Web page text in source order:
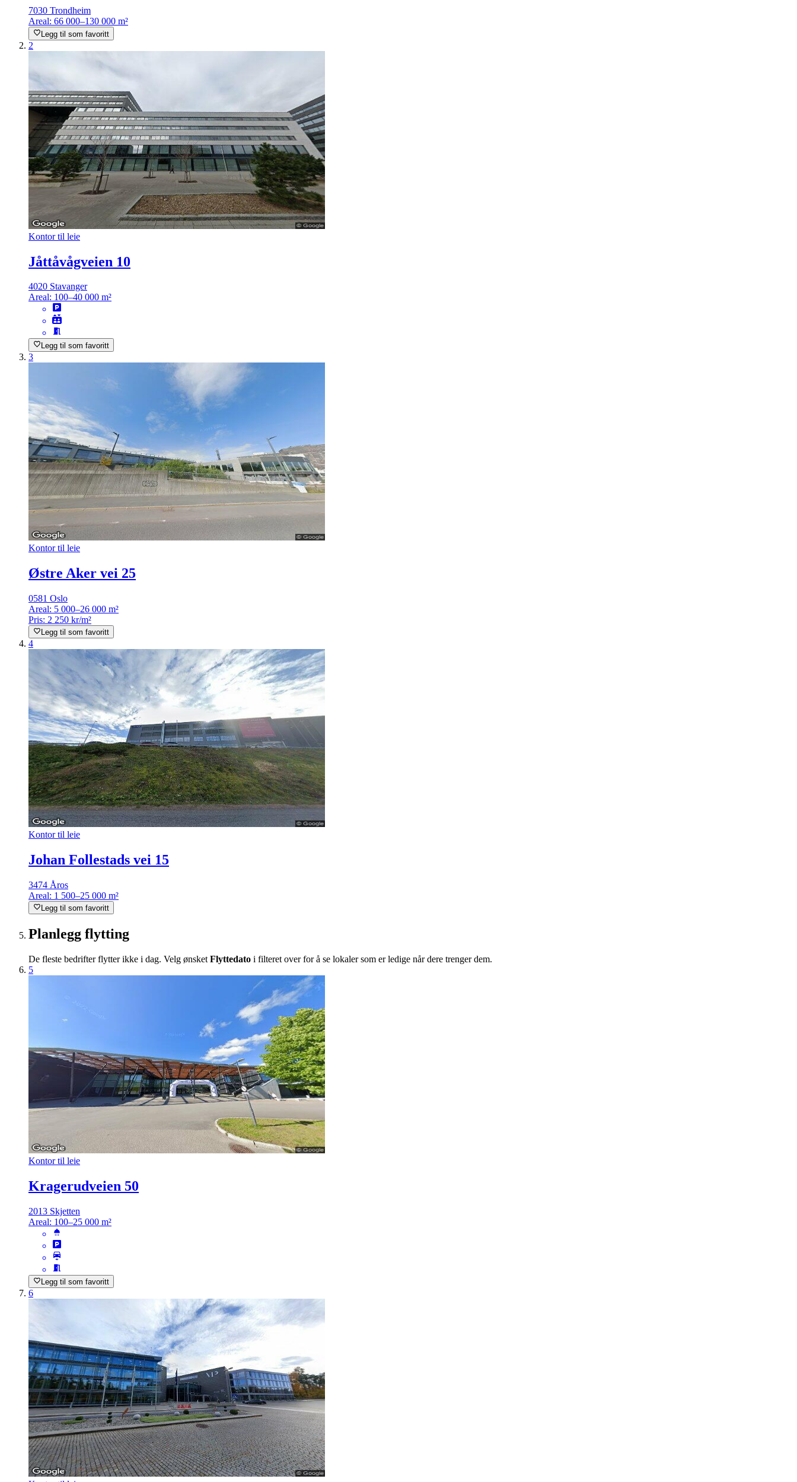
7030 Trondheim
Areal: 66 000–130 000 m²
Legg til som favoritt
2
Kontor til leie
Jåttåvågveien 10
4020 Stavanger
Areal: 100–40 000 m²
Legg til som favoritt
3
Kontor til leie
Østre Aker vei 25
0581 Oslo
Areal: 5 000–26 000 m²
Pris: 2 250 kr/m²
Legg til som favoritt
4
Kontor til leie
Johan Follestads vei 15
3474 Åros
Areal: 1 500–25 000 m²
Legg til som favoritt
Planlegg flytting
De fleste bedrifter flytter ikke i dag. Velg ønsket Flyttedato i filteret over for å se lokaler som er ledige når dere trenger dem.
5
Kontor til leie
Kragerudveien 50
2013 Skjetten
Areal: 100–25 000 m²
Legg til som favoritt
6